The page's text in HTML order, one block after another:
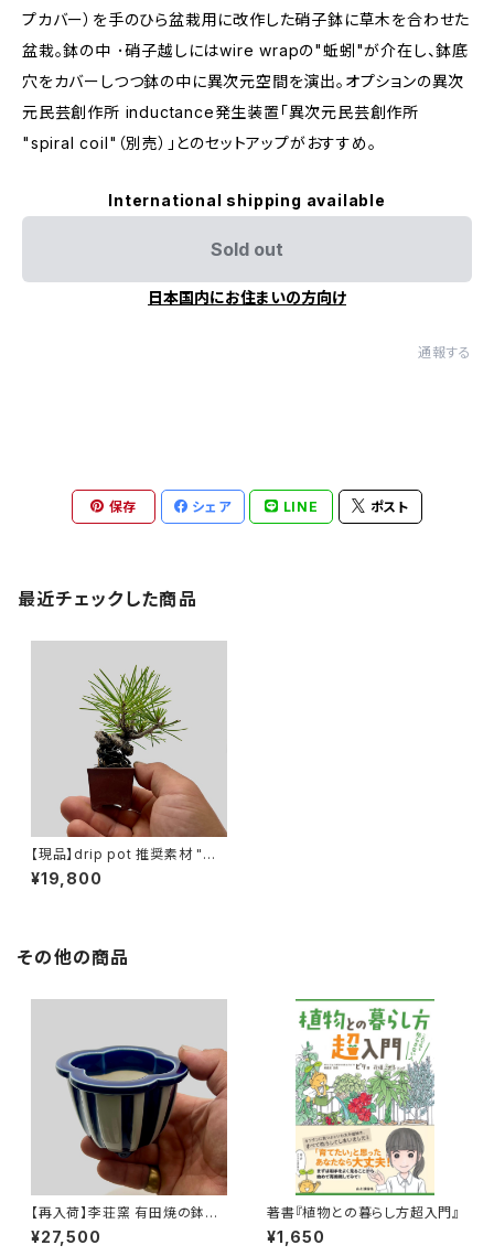
プカバー）を手のひら盆栽用に改作した硝子鉢に草木を合わせた
盆栽。鉢の中 ･硝子越しにはwire wrapの"蚯蚓"が介在し、鉢底
穴をカバーしつつ鉢の中に異次元空間を演出。オプションの異次
元民芸創作所 inductance発生装置「異次元民芸創作所
"spiral coil"（別売）」とのセットアップがおすすめ。
International shipping available
Sold out
日本国内にお住まいの方向け
通報する
保存 シェア LINE ポスト
最近チェックした商品
【現品】drip pot 推奨素材 "黒
松 Sankaiten-hineri"
¥19,800
その他の商品
【再入荷】李荘窯 有田焼の鉢
"瑠璃釉木瓜式"
¥27,500
著書『植物との暮らし方超入門』
¥1,650